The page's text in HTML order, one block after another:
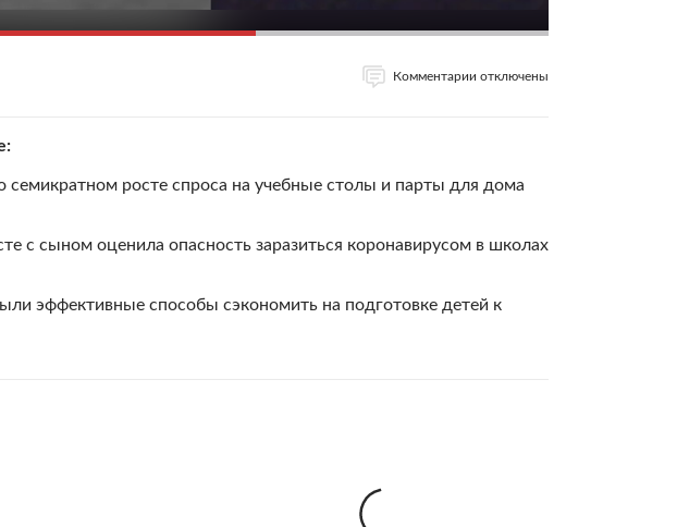
Комментарии отключены
семикратном росте спроса на учебные столы и парты для дома
с сыном оценила опасность заразиться коронавирусом в школах
эффективные способы сэкономить на подготовке детей к